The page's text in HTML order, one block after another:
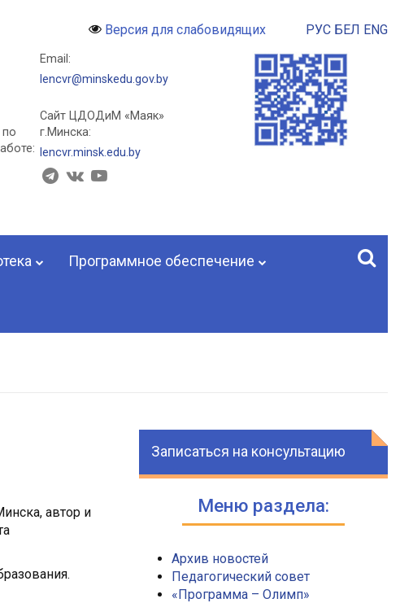
Версия для слабовидящих РУС БЕЛ ENG
по
Email:
lencvr@minskedu.gov.by
Сайт ЦДОДиМ «Маяк»
г.Минска:
lencvr.minsk.edu.by
Программное обеспечение
автор и
Записаться на консультацию
Меню раздела:
Архив новостей
Педагогический совет
«Программа – Олимп»